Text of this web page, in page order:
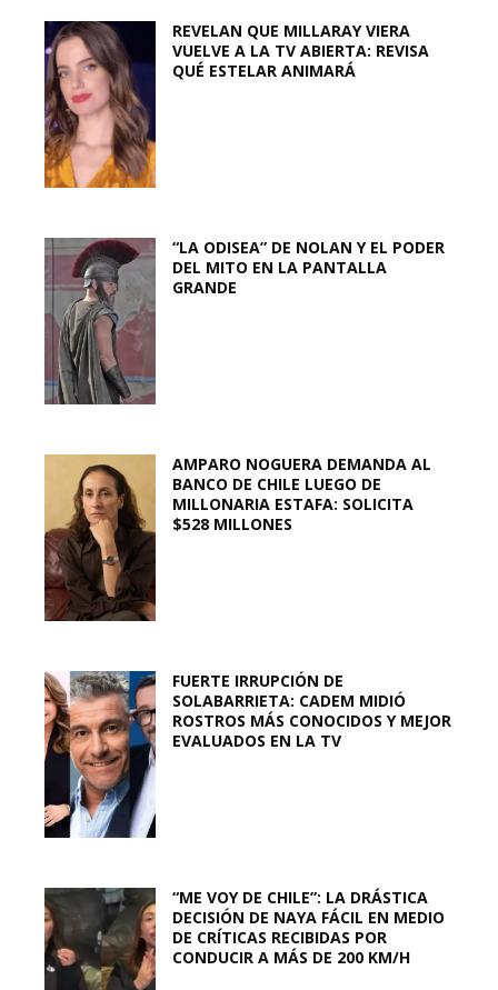
REVELAN QUE MILLARAY VIERA
VUELVE A LA TV ABIERTA: REVISA
QUÉ ESTELAR ANIMARÁ
“LA ODISEA” DE NOLAN Y EL PODER
DEL MITO EN LA PANTALLA
GRANDE
AMPARO NOGUERA DEMANDA AL
BANCO DE CHILE LUEGO DE
MILLONARIA ESTAFA: SOLICITA
$528 MILLONES
FUERTE IRRUPCIÓN DE
SOLABARRIETA: CADEM MIDIÓ
ROSTROS MÁS CONOCIDOS Y MEJOR
EVALUADOS EN LA TV
“ME VOY DE CHILE”: LA DRÁSTICA
DECISIÓN DE NAYA FÁCIL EN MEDIO
DE CRÍTICAS RECIBIDAS POR
CONDUCIR A MÁS DE 200 KM/H